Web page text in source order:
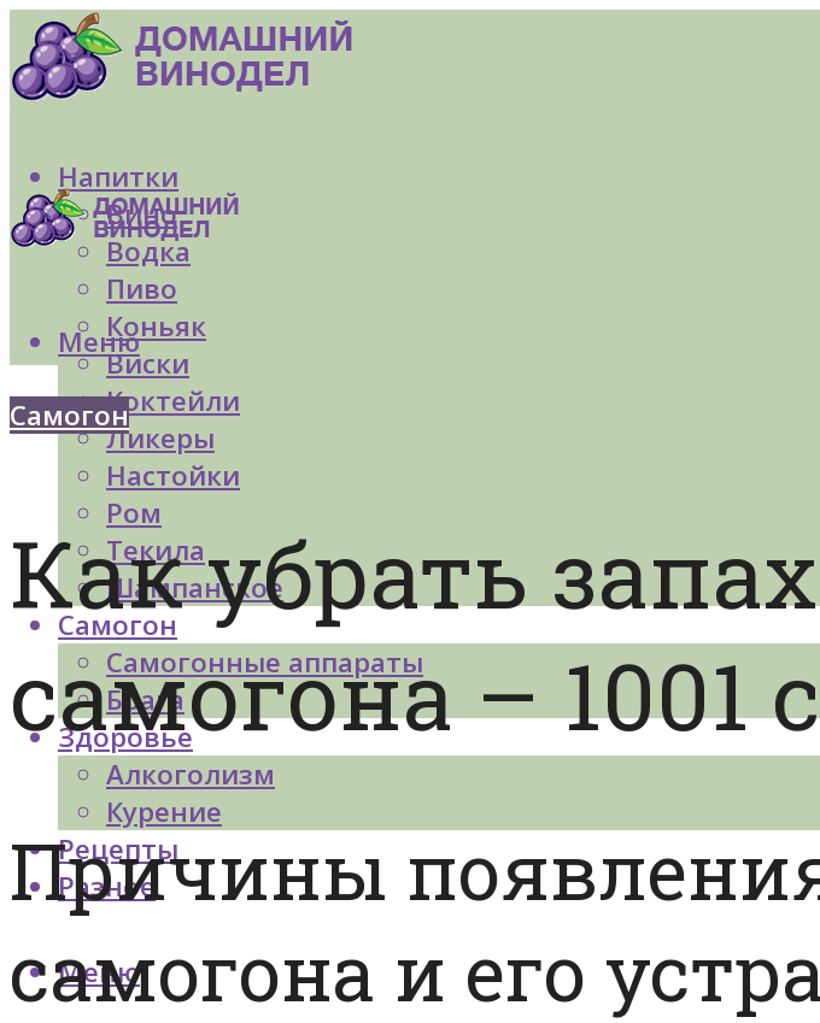
Напитки
Вино
Водка
Пиво
Коньяк
Виски
Коктейли
Ликеры
Настойки
Ром
Текила
Шампанское
Самогон
Самогонные аппараты
Брага
Здоровье
Алкоголизм
Курение
Рецепты
Разное
Меню
Меню
Самогон
Как убрать
самогона – 1001
Причины
самогона и его